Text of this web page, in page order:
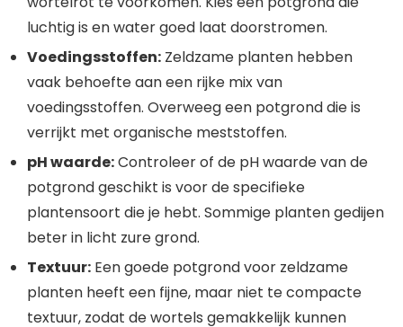
luchtig is en water goed laat doorstromen.
Voedingsstoffen: Zeldzame planten hebben
vaak behoefte aan een rijke mix van
voedingsstoffen. Overweeg een potgrond die is
verrijkt met organische meststoffen.
pH waarde:Controleer of de pH waarde van de
potgrond geschikt is voor de specifieke
plantensoort die je hebt. Sommige planten gedijen
beter in licht zure grond.
Textuur: Een goede potgrond voor zeldzame
planten heeft een fijne, maar niet te compacte
textuur, zodat de wortels gemakkelijk kunnen